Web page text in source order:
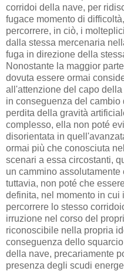
corridoi della nave, per
fugace momento di
percorrere, in ciò, i
dalla stessa mercenaria
fuga in direzione della
Nonostante la maggior
dovuta essere ormai
all'attenzione del capo
in conseguenza del
perdita della gravità
complesso, ella non poté
disorientata in
ormai più che conosciuta
scenari a essa circostanti,
un cammino assolutamente
tuttavia, non poté che
definita, nel momento in cui
percorrere lo stesso
irruzione nel corso del
riconoscibile nella propria
conseguenza dello
della nave, precariamente
presenza degli scudi